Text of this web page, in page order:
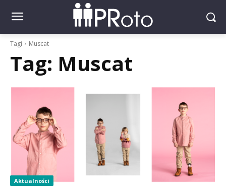
Tagi Muscat
Tag: Muscat
Aktualności